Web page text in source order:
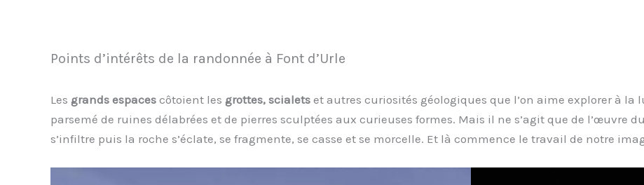
Points d’intérêts de la randonnée à Font d’Urle
Les grands espaces côtoient les grottes, scialets et autres curiosités géologiques que l’on aime explorer à la
parsemé de ruines délabrées et de pierres sculptées aux curieuses formes. Mais il ne s’agit que de l’œuvre
s’infiltre puis la roche s’éclate, se fragmente, se casse et se morcelle. Et là commence le travail de notre